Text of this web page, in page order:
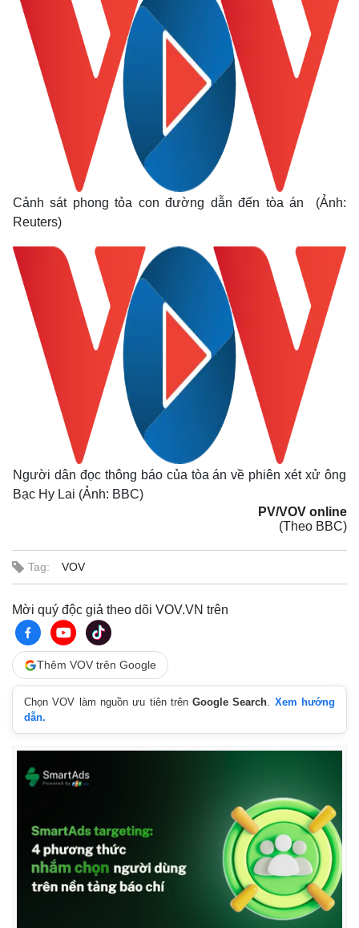
Kinh tế
Cảnh sát phong tỏa con đường dẫn đến tòa án (Ảnh:
Reuters)
Người dân đọc thông báo của tòa án về phiên xét xử ông
Bạc Hy Lai (Ảnh: BBC)
PV/VOV online
(Theo BBC)
Tag: VOV
Mời quý độc giả theo dõi VOV.VN trên
Thêm VOV trên Google
Chọn VOV làm nguồn ưu tiên trênGoogle Search. Xem hướng
dẫn.